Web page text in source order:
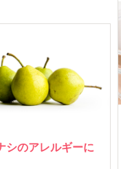
シのアレルギーに